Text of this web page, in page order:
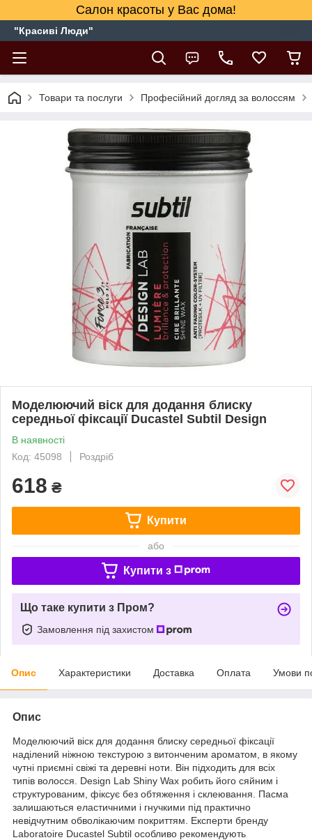
Салон красоты у Вас дома!
"Красиві Люди"
Товари та послуги Професійний догляд за волоссям
Моделюючий віск для додання блиску
середньої фіксації Ducastel Subtil Design
В наявності
Код: 45098
Роздріб
618 ₴
Купити
або
Купити з
Що таке купити з Пром?
Замовлення під захистом
Опис Характеристики Доставка Оплата Умови
Опис
Моделюючий віск для додання блиску середньої фіксації
наділений ніжною текстурою з витонченим ароматом, в якому
чутні приємні свіжі та деревні ноти. Він підходить для всіх
типів волосся. Design Lab Shiny Wax робить його сяйним і
структурованим, фіксує без обтяження і склеювання. Пасма
залишаються еластичними і гнучкими під практично
невідчутним обволікаючим покриттям. Експерти бренду
Laboratoire Ducastel Subtil особливо рекомендують